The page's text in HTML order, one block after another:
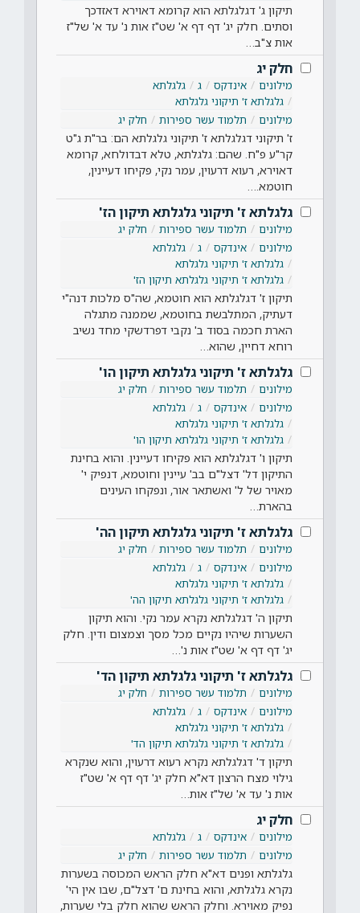
תיקון ג' דגלגלתא הוא קרומא דאוירא דאזדכך
וסתים. חלק יג' דף דף א' שט"ז אות נ' עד א' של"ז
אות צ"ב…
חלק יג
מילונים אינדקס ג
גלגלתא
גלגלתא ז' תיקוני גלגלתא
מילונים
תלמוד עשר ספירות חלק יג
ז' תיקוני דגלגלתא ז' תיקוני גלגלתא הם: בר"ת ג"ט
קר"ע פ"ח. שהם: גלגלתא, טלא דבדולחא, קרומא
דאוירא, רעוא דרעוין, עמר נקי, פקיחו דעיינין,
חוטמא.…
גלגלתא ז' תיקוני גלגלתא תיקון הז'
מילונים תלמוד עשר ספירות
חלק יג
מילונים
אינדקס ג
גלגלתא
גלגלתא ז' תיקוני גלגלתא
גלגלתא ז' תיקוני גלגלתא תיקון הז'
תיקון ז' דגלגלתא הוא חוטמא, שה"ס מלכות דנה"י
דעתיק, המתלבשת בחוטמא, שממנה מתגלה
הארת חכמה בסוד ב' נקבי דפרדשקי מחד נשיב
רוחא דחיין, שהוא…
גלגלתא ז' תיקוני גלגלתא תיקון הו'
מילונים תלמוד עשר ספירות
חלק יג
מילונים
אינדקס ג
גלגלתא
גלגלתא ז' תיקוני גלגלתא
גלגלתא ז' תיקוני גלגלתא תיקון הו'
תיקון ו' דגלגלתא הוא פקיחו דעיינין. והוא בחינת
התיקון דל' דצל"ם בב' עיינין וחוטמא, דנפיק י'
מאויר של ל' ואשתאר אור, ונפקחו העינים
בהארת…
גלגלתא ז' תיקוני גלגלתא תיקון הה'
מילונים תלמוד עשר ספירות
חלק יג
מילונים
אינדקס ג
גלגלתא
גלגלתא ז' תיקוני גלגלתא
גלגלתא ז' תיקוני גלגלתא תיקון הה'
תיקון ה' דגלגלתא נקרא עמר נקי. והוא תיקון
השערות שיהיו נקיים מכל מסך וצמצום ודין. חלק
יג' דף דף א' שט"ז אות נ'…
גלגלתא ז' תיקוני גלגלתא תיקון הד'
מילונים תלמוד עשר ספירות
חלק יג
מילונים
אינדקס ג
גלגלתא
גלגלתא ז' תיקוני גלגלתא
גלגלתא ז' תיקוני גלגלתא תיקון הד'
תיקון ד' דגלגלתא נקרא רעוא דרעוין, והוא שנקרא
גילוי מצח הרצון דא"א חלק יג' דף דף א' שט"ז
אות נ' עד א' של"ז אות…
חלק יג
מילונים אינדקס ג
גלגלתא
מילונים
תלמוד עשר ספירות חלק יג
גלגלתא ופנים דא"א חלק הראש המכוסה בשערות
נקרא גלגלתא, והוא בחינת ם' דצל"ם, שבו אין הי'
נפיק מאוירא. וחלק הראש שהוא חלק בלי שערות,